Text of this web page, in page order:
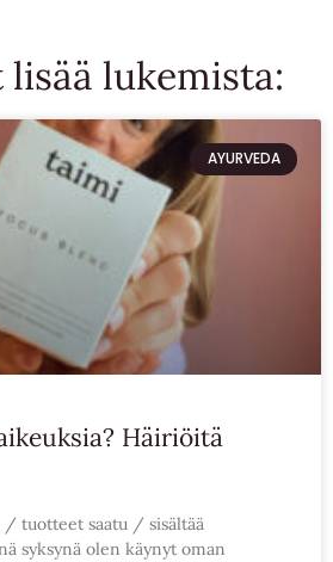
lisää lukemista:
AYURVEDA
Häiriöitä
/ tuotteet saatu / sisältää
syksynä olen käynyt oman